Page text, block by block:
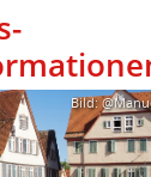
Bild: